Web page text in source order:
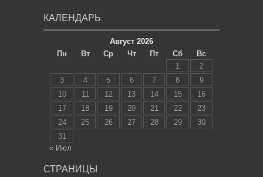
КАЛЕНДАРЬ
Август 2026
Пн
Вт Ср Чт Пт Сб
Вс
1
2
3
4 5 6 7 8
9
10
11 12 13 14 15
16
17
18 19 20 21 22
23
24
25 26 27 28 29
30
31
« Июл
СТРАНИЦЫ